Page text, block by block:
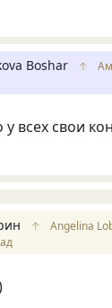
Boshar ↑
всех свои
↑
Angelina